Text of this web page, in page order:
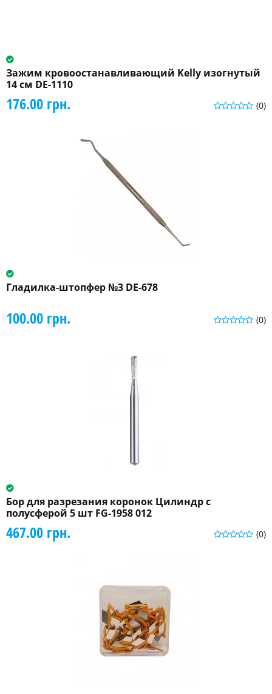
Зажим кровоостанавливающий Kelly изогнутый
14 см DE-1110
(0)
176.00 грн.
Гладилка-штопфер №3 DE-678
(0)
100.00 грн.
Бор для разрезания коронок Цилиндр с
полусферой 5 шт FG-1958 012
(0)
467.00 грн.